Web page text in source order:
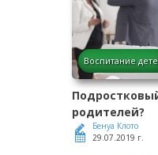
Воспитание
родителей?
Бенуа Клото
29.07.2019 г.